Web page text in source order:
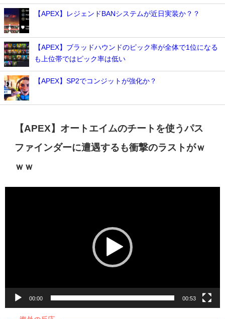
【APEX】レジェンドBANシステムが近日実装か？？
【APEX】ブラッドハウンドのピック率が全体で1位になる
も上位帯ではピック率は低い
【APEX】SP2でコンジットが強化か？
【APEX】オートエイムのチートを使うパス
ファインダーに遭遇するも衝撃のラストがｗ
ｗｗ
00:00 00:53